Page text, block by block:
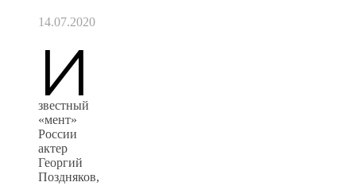
14.07.2020
И
звестный
«мент»
России
актер
Георгий
Поздняков,